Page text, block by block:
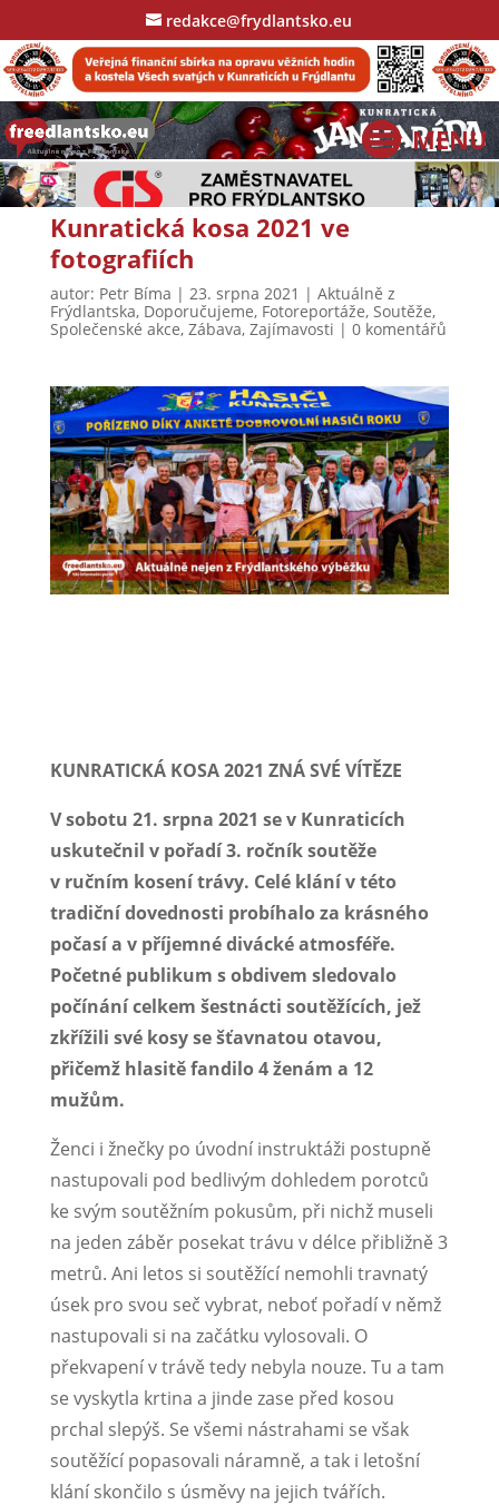
redakce@frydlantsko.eu
Kunratická kosa 2021 ve
fotografiích
autor: Petr Bíma | 23. srpna 2021 | Aktuálně z
Frýdlantska, Doporučujeme, Fotoreportáže, Soutěže,
Společenské akce, Zábava, Zajímavosti | 0 komentářů
KUNRATICKÁ KOSA 2021 ZNÁ SVÉ VÍTĚZE
V sobotu 21. srpna 2021 se v Kunraticích
uskutečnil v pořadí 3. ročník soutěže
v ručním kosení trávy. Celé klání v této
tradiční dovednosti probíhalo za krásného
počasí a v příjemné divácké atmosféře.
Početné publikum s obdivem sledovalo
počínání celkem šestnácti soutěžících, jež
zkřížili své kosy se šťavnatou otavou,
přičemž hlasitě fandilo 4 ženám a 12
mužům.
Ženci i žnečky po úvodní instruktáži postupně
nastupovali pod bedlivým dohledem porotců
ke svým soutěžním pokusům, při nichž museli
na jeden záběr posekat trávu v délce přibližně 3
metrů. Ani letos si soutěžící nemohli travnatý
úsek pro svou seč vybrat, neboť pořadí v němž
nastupovali si na začátku vylosovali. O
překvapení v trávě tedy nebyla nouze. Tu a tam
se vyskytla krtina a jinde zase před kosou
prchal slepýš. Se všemi nástrahami se však
soutěžící popasovali náramně, a tak i letošní
klání skončilo s úsměvy na jejich tvářích.